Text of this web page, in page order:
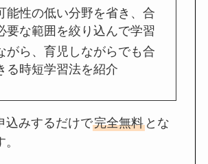
能性の低い分野を省き、合
要な範囲を絞り込んで学習
がら、育児しながらでも合
る時短学習法を紹介
込みするだけで完全無料とな